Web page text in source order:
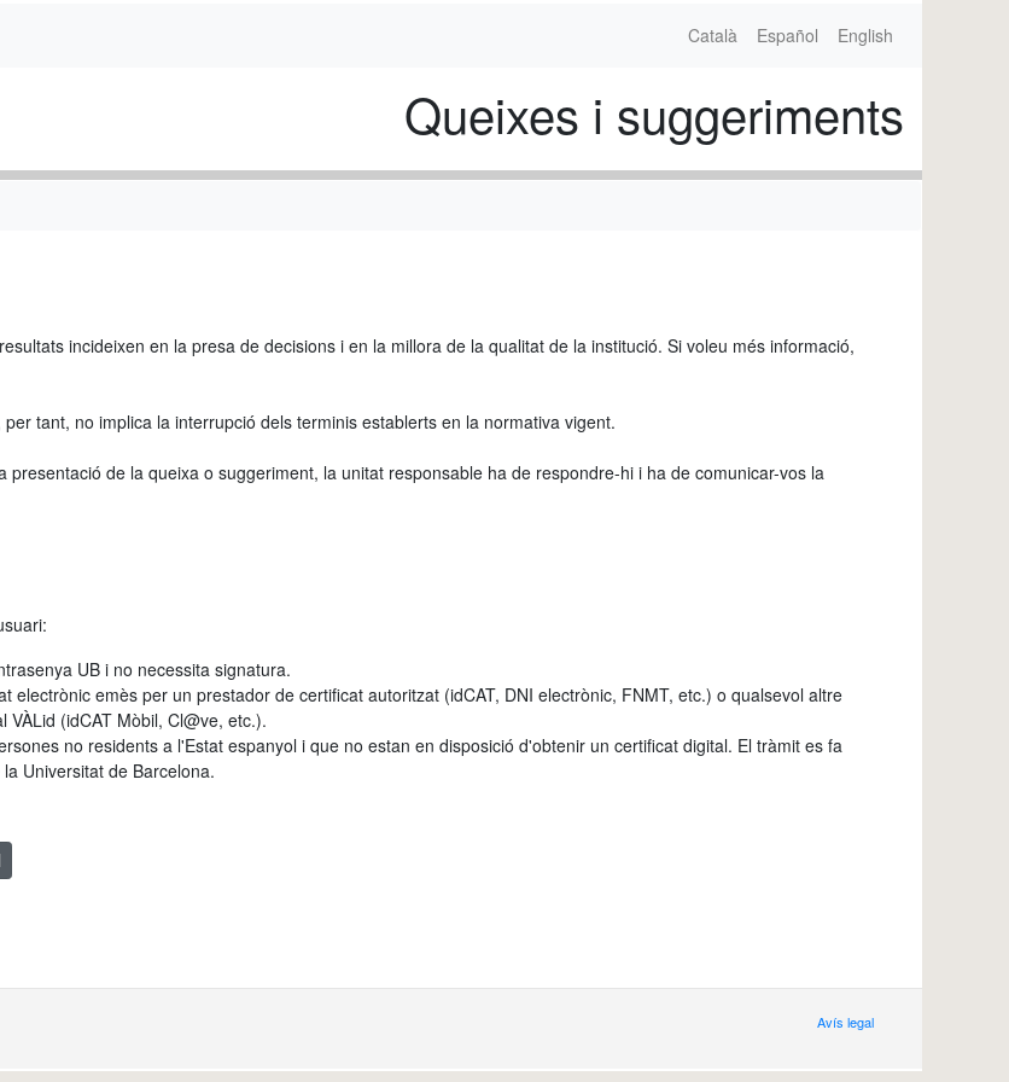
Català Español English
Queixes i suggeriments
incideixen en la presa de decisions i en la millora de la qualitat de la institució. Si voleu més informació,
tant, no implica la interrupció dels terminis establerts en la normativa vigent.
presentació de la queixa o suggeriment, la unitat responsable ha de respondre-hi i ha de comunicar-vos la
UB i no necessita signatura.
electrònic emès per un prestador de certificat autoritzat (idCAT, DNI electrònic, FNMT, etc.) o qualsevol altre
(idCAT Mòbil, Cl@ve, etc.).
no residents a l'Estat espanyol i que no estan en disposició d'obtenir un certificat digital. El tràmit es fa
Universitat de Barcelona.
Avís legal